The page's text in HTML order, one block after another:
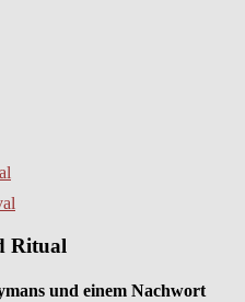
Ritual
und einem Nachwort